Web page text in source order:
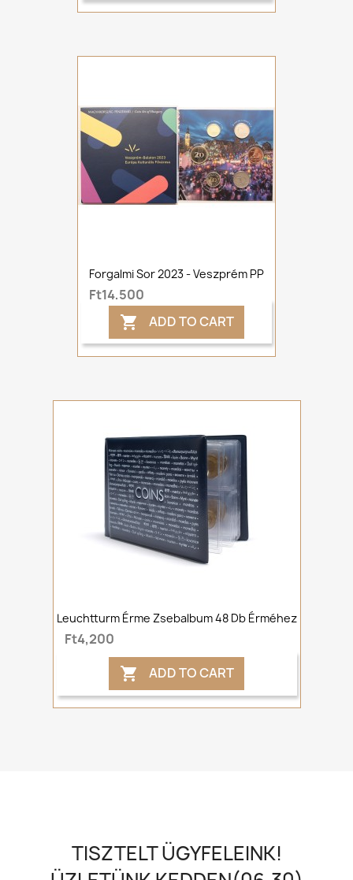
Forgalmi Sor 2023 - Veszprém PP
Ft14,500
 ADD TO CART
Leuchtturm Érme Zsebalbum 48 Db Érméhez
Ft4,200
 ADD TO CART
TISZTELT ÜGYFELEINK!